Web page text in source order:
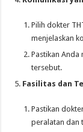
Pilih dokter
menjelaskan
Pastikan
tersebut.
Fasilitas dan
Pastikan
peralatan dan